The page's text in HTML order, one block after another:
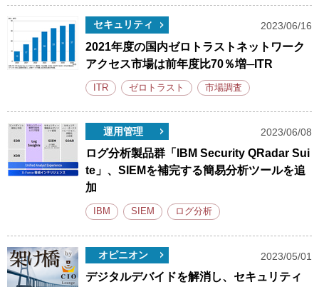
セキュリティ 2023/06/16
2021年度の国内ゼロトラストネットワーク
アクセス市場は前年度比70％増─ITR
ITR ゼロトラスト 市場調査
運用管理 2023/06/08
ログ分析製品群「IBM Security QRadar Sui
te」、SIEMを補完する簡易分析ツールを追
加
IBM SIEM ログ分析
オピニオン 2023/05/01
デジタルデバイドを解消し、セキュリティ